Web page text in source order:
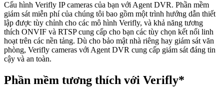
Cấu hình Verifly IP cameras của bạn với Agent DVR. Phần mềm
giám sát miễn phí của chúng tôi bao gồm một trình hướng dẫn thiết
lập được tùy chỉnh cho các mô hình Verifly, và khả năng tương
thích ONVIF và RTSP cung cấp cho bạn các tùy chọn kết nối linh
hoạt trên các nền tảng. Dù cho bảo mật nhà riêng hay giám sát văn
phòng, Verifly cameras với Agent DVR cung cấp giám sát đáng tin
cậy và an toàn.
Phần mềm tương thích với Verifly*